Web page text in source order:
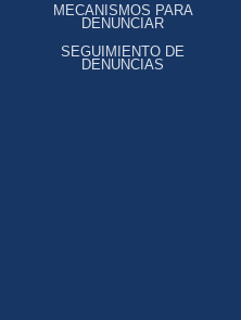
MECANISMOS PARA
DENUNCIAR
SEGUIMIENTO DE
DENUNCIAS